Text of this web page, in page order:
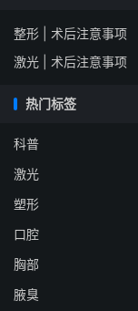
整形 | 术后注意事项
激光 | 术后注意事项
热门标签
科普
激光
塑形
口腔
胸部
腋臭